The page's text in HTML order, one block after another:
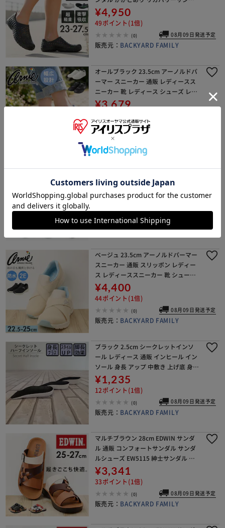
ル ビーチサンダル シャワーサンダル
水陸両用 メンズ レディー
¥4,950
49ポイント(1倍)
(0) 08月09日発送予定
販売元： BACKYARD FAMILY
オールブラック 23.5cm アーノルドパ
ーマー スニーカー 通販 レディースス
ニーカー 靴 レディース シューズ レデ
ィースシューズ Arnold Palmer AN06
¥3,679
(0)
販売元： BACKYARD FAMILY
ニーカー サンダル 靴 シューズ 紐靴 メ
ンズ レディース ビーチサンダル シャ
¥7,700
(0)
販売元：BACKYARD FAMILY
ベージュ 23.5cm アーノルドパーマー
スニーカー 通販 スリッポン レディー
ス レディーススニーカー 靴 シューズ
レディースシューズ Arnold Palmer A
N0988 ローカット 運動
¥4,400
44ポイント(1倍)
(0) 08月09日発送予定
販売元： BACKYARD FAMILY
ブラック 2.5cm シークレットインソ
ール レディース 通販 インヒール イン
ソール 身長 アップ 中敷き 上げ底 身長
アップインソール 衝撃吸収 洗える 女
性 女子 靴 シューズ スニーカー ブー
¥1,235
12ポイント(1倍)
(0) 08月09日発送予定
販売元： BACKYARD FAMILY
マルチブラウン 28cm EDWIN サンダ
ル 通販 コンフォートサンダル サンダ
ルシューズ EW5115 紳士サンダル エ
ドウィン 靴 シューズ メンズ エドウイ
ン 春 夏 春夏 歩きやすい 父の日
¥3,341
33ポイント(1倍)
(0) 08月09日発送予定
販売元： BACKYARD FAMILY